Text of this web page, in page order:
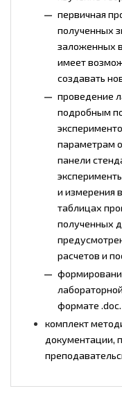
первичная
полученных
заложенных
имеет
создавать
проведение
подробным
параметрам
панели
и измерения
таблицах
полученных
расчетов и
формате .doc.
комплект
документации,